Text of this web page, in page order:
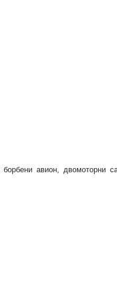
авион, двомоторни